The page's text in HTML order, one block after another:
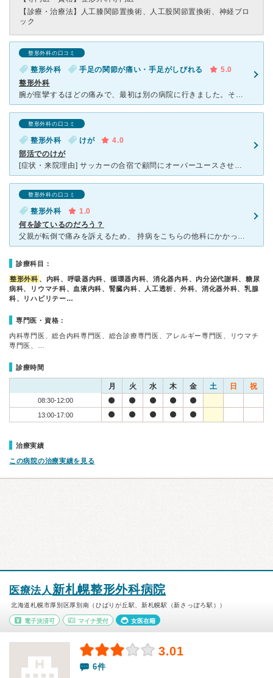
【診療・治療法】
人工膝関節置換術、人工股関節置換術、神経ブロ
ック
整形外科の口コミ
整形外科 手足の関節が痛い・手足がしびれる
5.0
整形外科
腕が痙攣するほどの痛みで、最初は別の病院に行きました。そこでは原因不明と言われて痛み止めの薬をもらい治らなかったらまた来てとの事。 しかし、仕事をしているのですぐに治したく色々検索して北辰病院にたど
整形外科の口コミ
整形外科 けが
4.0
部活でのけが
[症状・来院理由] サッカーの合宿で顧問にオーバーユースさせられた結果、右足の大腿がかなりはれ上がってしまい、近所にあった社会保険総合病院に通院しました。 [医師の診断・治療法] 一応レントゲン
整形外科の口コミ
整形外科
1.0
何を診ているのだろう？
父親が転倒で痛みを訴えるため、 持病をこちらの他科にかかっていることもあり受診した。 レントゲンの診断で異常なしとのこと。 立ち上がってトントン叩き、響く？響かない？これで特別痛みがないなら痛み
診療科目：
整形外科 、内科、呼吸器内科、循環器内科、消化器内科、内分泌代謝科、糖尿
病科、リウマチ科、血液内科、腎臓内科、人工透析、外科、消化器外科、乳腺
科、リハビリテー…
専門医・資格：
内科専門医、総合内科専門医、総合診療専門医、アレルギー専門医、リウマチ
専門医、…
診療時間
月 火 水 木 金 土 日 祝
08:30-12:00
13:00-17:00
治療実績
この病院の治療実績を見る
医療法人新札幌整形外科病院
北海道札幌市厚別区厚別南（ひばりが丘駅、新札幌駅（新さっぽろ駅））
電子決済可 マイナ受付 女医在籍
3.01
6件